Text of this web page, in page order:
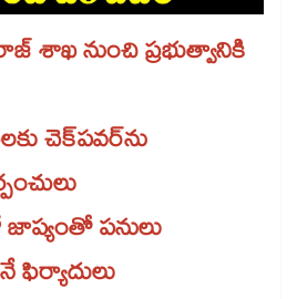
నుంచి ప్రభుత్వానికి
చెక్​పవర్​ను
పనులు